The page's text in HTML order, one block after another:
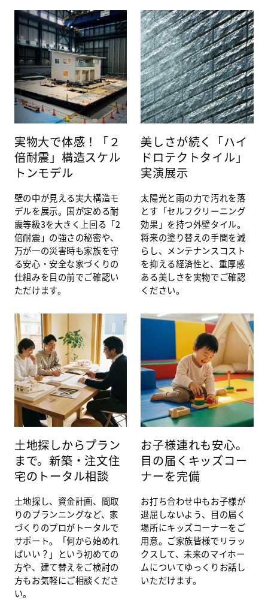
実物大で体感！「２
倍耐震」構造スケル
トンモデル
壁の中が見える実大構造モ
デルを展示。国が定める耐
震等級3を大きく上回る「2
倍耐震」の強さの秘密や、
万が一の災害時も家族を守
る安心・安全な家づくりの
仕組みを目の前でご確認い
ただけます。
美しさが続く「ハイ
ドロテクトタイル」
実演展示
太陽光と雨の力で汚れを落
とす「セルフクリーニング
効果」を持つ外壁タイル。
将来の塗り替えの手間を減
らし、メンテナンスコスト
を抑える経済性と、重厚感
ある美しさを実物でご確認
ください。
土地探しからプラン
まで。新築・注文住
宅のトータル相談
土地探し、資金計画、間取
りのプランニングなど、家
づくりのプロがトータルで
サポート。「何から始めれ
ばいい？」という初めての
方や、建て替えをご検討の
方もお気軽にご相談くださ
い。
お子様連れも安心。
目の届くキッズコー
ナーを完備
お打ち合わせ中もお子様が
退屈しないよう、目の届く
場所にキッズコーナーをご
用意。ご家族皆様でリラッ
クスして、未来のマイホー
ムについてゆっくりお話し
いただけます。